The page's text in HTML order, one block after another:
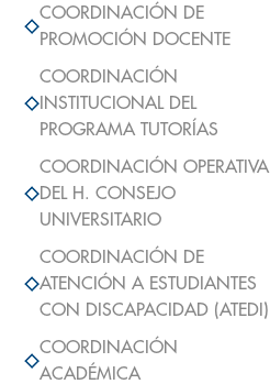
COORDINACIÓN DE
PROMOCIÓN DOCENTE
COORDINACIÓN
INSTITUCIONAL DEL
PROGRAMA TUTORÍAS
COORDINACIÓN OPERATIVA
DEL H. CONSEJO
UNIVERSITARIO
COORDINACIÓN DE
ATENCIÓN A ESTUDIANTES
CON DISCAPACIDAD (ATEDI)
COORDINACIÓN
ACADÉMICA